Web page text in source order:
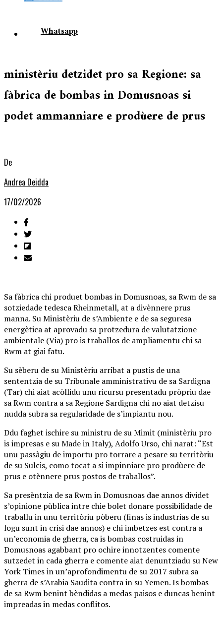
Whatsapp
ministèriu detzidet pro sa Regione: sa
fàbrica de bombas in Domusnoas si
podet ammanniare e prodùere de prus
De
Andrea Deidda
17/02/2026
Sa fàbrica chi produet bombas in Domusnoas, sa Rwm de sa
sotziedade tedesca Rheinmetall, at a divènnere prus
manna. Su Ministèriu de s’Ambiente e de sa seguresa
energètica at aprovadu sa protzedura de valutatzione
ambientale (Via) pro is traballos de ampliamentu chi sa
Rwm at giai fatu.
Su sèberu de su Ministèriu arribat a pustis de una
sententzia de su Tribunale amministrativu de sa Sardigna
(Tar) chi aiat acòllidu unu ricursu presentadu pròpriu dae
sa Rwm contra a sa Regione Sardigna chi no aiat detzisu
nudda subra sa regularidade de s’impiantu nou.
Ddu faghet ischire su ministru de su Mimit (ministèriu pro
is impresas e su Made in Italy), Adolfo Urso, chi narat: “Est
unu passàgiu de importu pro torrare a pesare su territòriu
de su Sulcis, como tocat a si impinniare pro prodùere de
prus e otènnere prus postos de traballos”.
Sa presèntzia de sa Rwm in Domusnoas dae annos dividet
s’opinione pùblica intre chie bolet donare possibilidade de
traballu in unu territòriu pòberu (finas is industrias de su
logu sunt in crisi dae annos) e chi imbetzes est contra a
un’economia de gherra, ca is bombas costruidas in
Domusnoas agabbant pro ochire innotzentes comente
sutzedet in cada gherra e comente aiat denuntziadu su New
York Times in un’aprofondimentu de su 2017 subra sa
gherra de s’Arabia Saudita contra in su Yemen. Is bombas
de sa Rwm benint bèndidas a medas paisos e duncas benint
impreadas in medas conflitos.